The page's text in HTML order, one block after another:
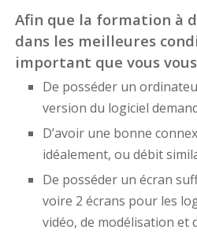
Afin que la formation à
dans les meilleures
important que vous
De posséder un
version du logiciel
D’avoir une bonne
idéalement, ou débit
De posséder un écran
voire 2 écrans pour les
vidéo, de modélisation et